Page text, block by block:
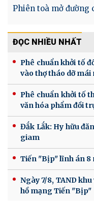
Phiên toà mở đường
ĐỌC NHIỀU NHẤT
Phê chuẩn khởi tố
vào thợ tháo dỡ mái
Phê chuẩn khởi tố
văn hóa phẩm đồi
Đắk Lắk: Hy hữu
giam
Tiến "Bịp" lĩnh án 8
Ngày 7/8, TAND
hồ mạng Tiến "Bịp"